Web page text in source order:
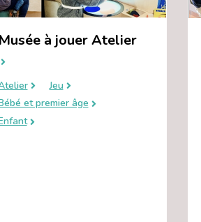
Musée à jouer Atelier
Jeu
et premier âge